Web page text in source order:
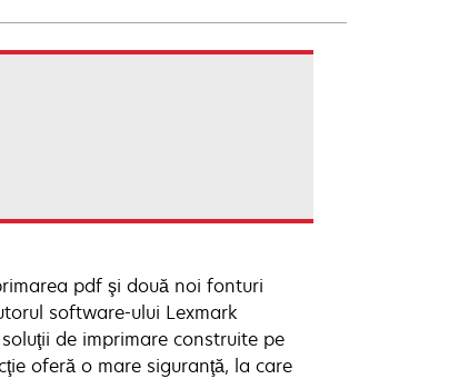
pdf şi două noi fonturi
software-ului Lexmark
de imprimare construite pe
oferă o mare siguranţă, la care